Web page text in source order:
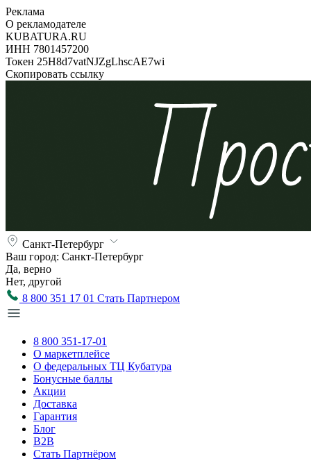
Реклама
О рекламодателе
KUBATURA.RU
ИНН 7801457200
Токен 25H8d7vatNJZgLhscAE7wi
Скопировать ссылку
Санкт-Петербург
Ваш город: Санкт-Петербург
Да, верно
Нет, другой
8 800 351 17 01 Стать Партнером
8 800 351-17-01
О маркетплейсе
О федеральных ТЦ Кубатура
Бонусные баллы
Акции
Доставка
Гарантия
Блог
B2B
Стать Партнёром